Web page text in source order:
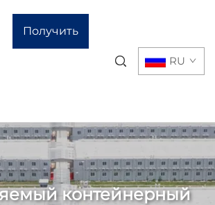
Получить
RU
контейнерный